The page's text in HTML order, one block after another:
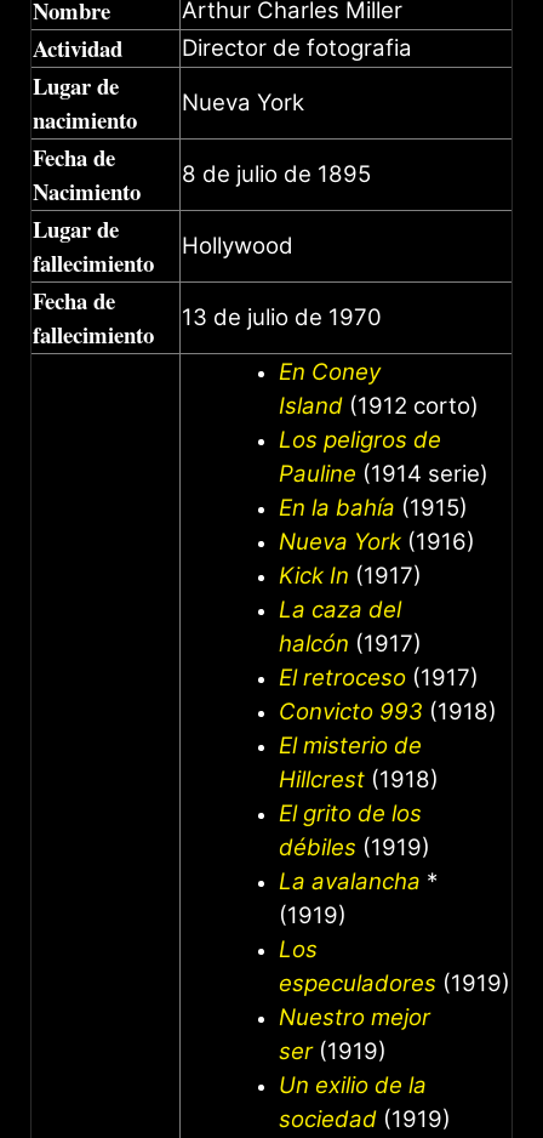
Nombre Arthur Charles Miller
Actividad Director de fotografia
Lugar de
nacimiento
Nueva York
Fecha de
Nacimiento
8 de julio de 1895
Lugar de
fallecimiento
Hollywood
Fecha de
fallecimiento
13 de julio de 1970
En Coney
Island (1912 corto)
Los peligros de
Pauline (1914 serie)
En la bahía (1915)
Nueva York (1916)
Kick In (1917)
La caza del
halcón (1917)
El retroceso (1917)
Convicto 993 (1918)
El misterio de
Hillcrest (1918)
El grito de los
débiles (1919)
La avalancha *
(1919)
Los
especuladores (1919)
Nuestro mejor
ser(1919)
Un exilio de la
sociedad (1919)